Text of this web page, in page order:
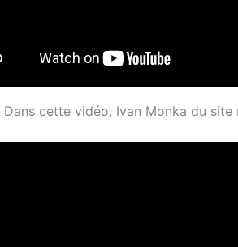
Dans cette vidéo, Ivan Monka du site